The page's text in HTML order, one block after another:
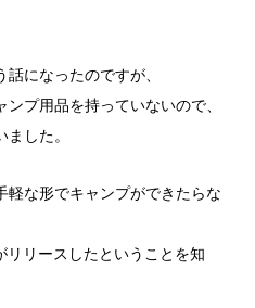
になったのですが、
プ用品を持っていないので、
した。
軽な形でキャンプができたらな
リースしたということを知